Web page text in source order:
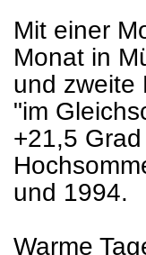
Mit einer
Monat in
und zweite
"im
+21,5
und 1994.
Warme